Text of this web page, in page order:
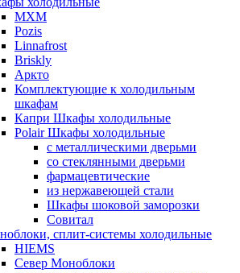
МХМ
Pozis
Linnafrost
Briskly
Аркто
Комплектующие к холодильным
шкафам
Капри Шкафы холодильные
Polair Шкафы холодильные
с металлическими дверьми
со стеклянными дверьми
фармацевтические
из нержавеющей стали
Шкафы шоковой заморозки
Совитал
сплит-системы холодильные
HIEMS
Север Моноблоки